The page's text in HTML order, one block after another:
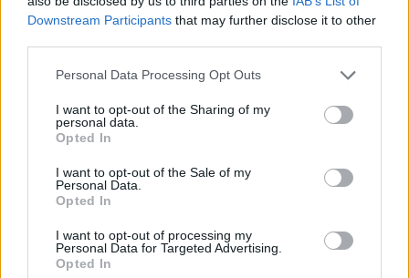
Downstream Participants that may further disclose it to other
Personal Data Processing Opt Outs
I want to opt-out of the Sharing of my
personal data.
Opted In
I want to opt-out of the Sale of my
Personal Data.
Opted In
I want to opt-out of processing my
Personal Data for Targeted Advertising.
Opted In
quando si tiene il telefono in alto sopra la testa a un concerto o in
permette all’utente di comporre l’inquadratura, premere il pulsante
di scatto e controllare il risultato finale mentre l’utente stesso viene
incluso nell’inquadratura. Cover to Mute permette invece di
sopra ZenWatch, per evitare le situazioni in cui la suoneria potrebbe
disturbare altre persone, ma anche di spegnere la suoneria della
Find My Phone